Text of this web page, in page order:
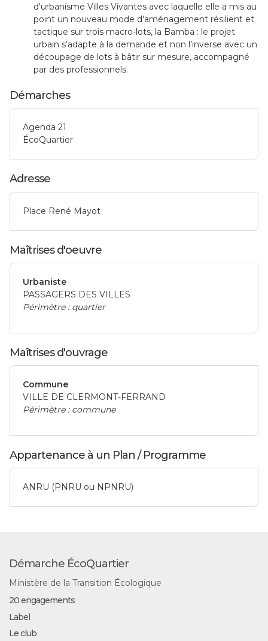
d'urbanisme Villes Vivantes avec laquelle elle a mis au
point un nouveau mode d'aménagement résilient et
tactique sur trois macro-lots, la Bamba : le projet
urbain s’adapte à la demande et non l’inverse avec un
découpage de lots à bâtir sur mesure, accompagné
par des professionnels.
Démarches
Agenda 21
ÉcoQuartier
Adresse
Place René Mayot
Maîtrises d'oeuvre
Urbaniste
PASSAGERS DES VILLES
Périmètre : quartier
Maîtrises d'ouvrage
Commune
VILLE DE CLERMONT-FERRAND
Périmètre : commune
Appartenance à un Plan / Programme
ANRU (PNRU ou NPNRU)
Démarche ÉcoQuartier
Ministère de la Transition Écologique
20 engagements
Label
Le club